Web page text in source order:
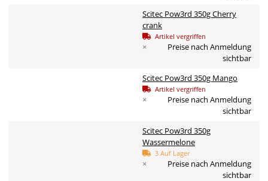
Scitec Pow3rd 350g Cherry
crank
Artikel vergriffen
×
Preise nach Anmeldung
sichtbar
Scitec Pow3rd 350g Mango
Artikel vergriffen
×
Preise nach Anmeldung
sichtbar
Scitec Pow3rd 350g
Wassermelone
3 Auf Lager
×
Preise nach Anmeldung
sichtbar